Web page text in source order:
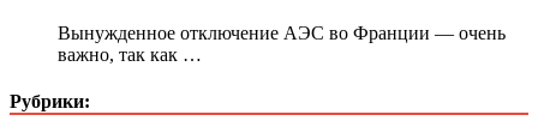
Вынужденное отключение АЭС во Франции — очень
важно, так как …
Рубрики: